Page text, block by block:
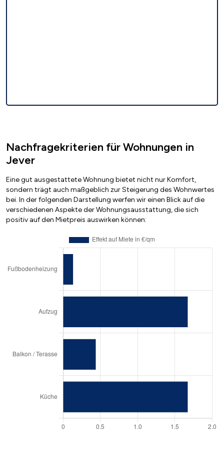
Nachfragekriterien für Wohnungen in
Jever
Eine gut ausgestattete Wohnung bietet nicht nur Komfort,
sondern trägt auch maßgeblich zur Steigerung des Wohnwertes
bei. In der folgenden Darstellung werfen wir einen Blick auf die
verschiedenen Aspekte der Wohnungsausstattung, die sich
positiv auf den Mietpreis auswirken können: